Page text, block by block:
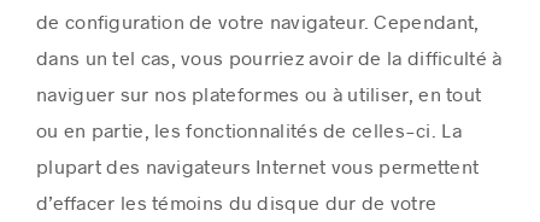
de configuration de votre navigateur. Cependant,
dans un tel cas, vous pourriez avoir de la difficulté à
naviguer sur nos plateformes ou à utiliser, en tout
ou en partie, les fonctionnalités de celles-ci. La
plupart des navigateurs Internet vous permettent
d’effacer les témoins du disque dur de votre